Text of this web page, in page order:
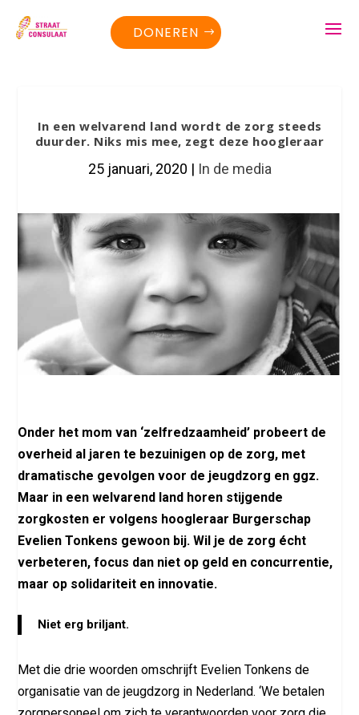
DONEREN
In een welvarend land wordt de zorg steeds
duurder. Niks mis mee, zegt deze hoogleraar
25 januari, 2020 | In de media
Onder het mom van ‘zelfredzaamheid’ probeert de
overheid al jaren te bezuinigen op de zorg, met
dramatische gevolgen voor de jeugdzorg en ggz.
Maar in een welvarend land horen stijgende
zorgkosten er volgens hoogleraar Burgerschap
Evelien Tonkens gewoon bij. Wil je de zorg écht
verbeteren, focus dan niet op geld en concurrentie,
maar op solidariteit en innovatie.
Niet erg briljant.
Met die drie woorden omschrijft Evelien Tonkens de
organisatie van de jeugdzorg in Nederland. ‘We betalen